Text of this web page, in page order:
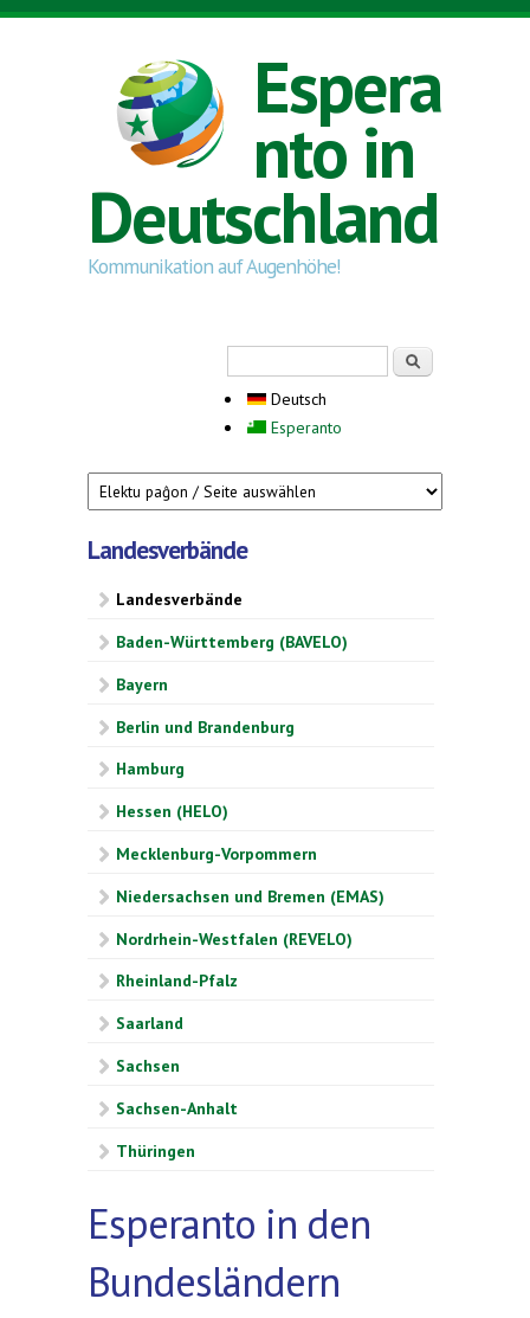
Direkt zum Inhalt
Espera
nto in
Deutschland
Kommunikation auf Augenhöhe!
Deutsch
Esperanto
Landesverbände
Landesverbände
Baden-Württemberg (BAVELO)
Bayern
Berlin und Brandenburg
Hamburg
Hessen (HELO)
Mecklenburg-Vorpommern
Niedersachsen und Bremen (EMAS)
Nordrhein-Westfalen (REVELO)
Rheinland-Pfalz
Saarland
Sachsen
Sachsen-Anhalt
Thüringen
Esperanto in den
Bundesländern